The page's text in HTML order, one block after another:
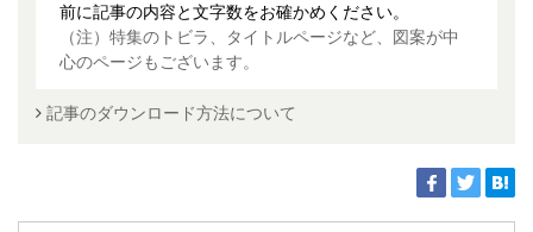
前に記事の内容と文字数をお確かめください。
（注）特集のトビラ、タイトルページなど、図案が中
心のページもございます。
記事のダウンロード方法について